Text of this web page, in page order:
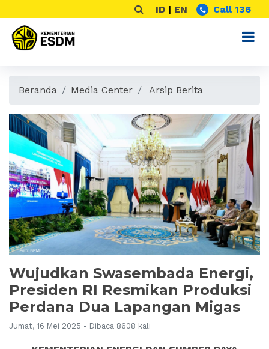
ID | EN Call 136
Beranda Media Center Arsip Berita
Wujudkan Swasembada Energi,
Presiden RI Resmikan Produksi
Perdana Dua Lapangan Migas
Jumat, 16 Mei 2025 - Dibaca 8608 kali